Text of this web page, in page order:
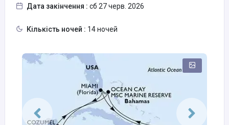
Дата закінчення : сб 27 черв. 2026
Кількість ночей : 14 ночей